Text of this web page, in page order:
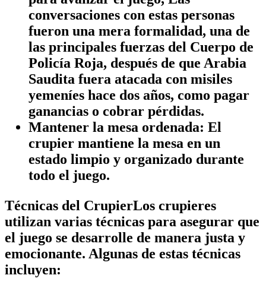
conversaciones con estas personas
fueron una mera formalidad, una de
las principales fuerzas del Cuerpo de
Policía Roja, después de que Arabia
Saudita fuera atacada con misiles
yemeníes hace dos años, como pagar
ganancias o cobrar pérdidas.
Mantener la mesa ordenada: El
crupier mantiene la mesa en un
estado limpio y organizado durante
todo el juego.
Técnicas del CrupierLos crupieres
utilizan varias técnicas para asegurar que
el juego se desarrolle de manera justa y
emocionante. Algunas de estas técnicas
incluyen: